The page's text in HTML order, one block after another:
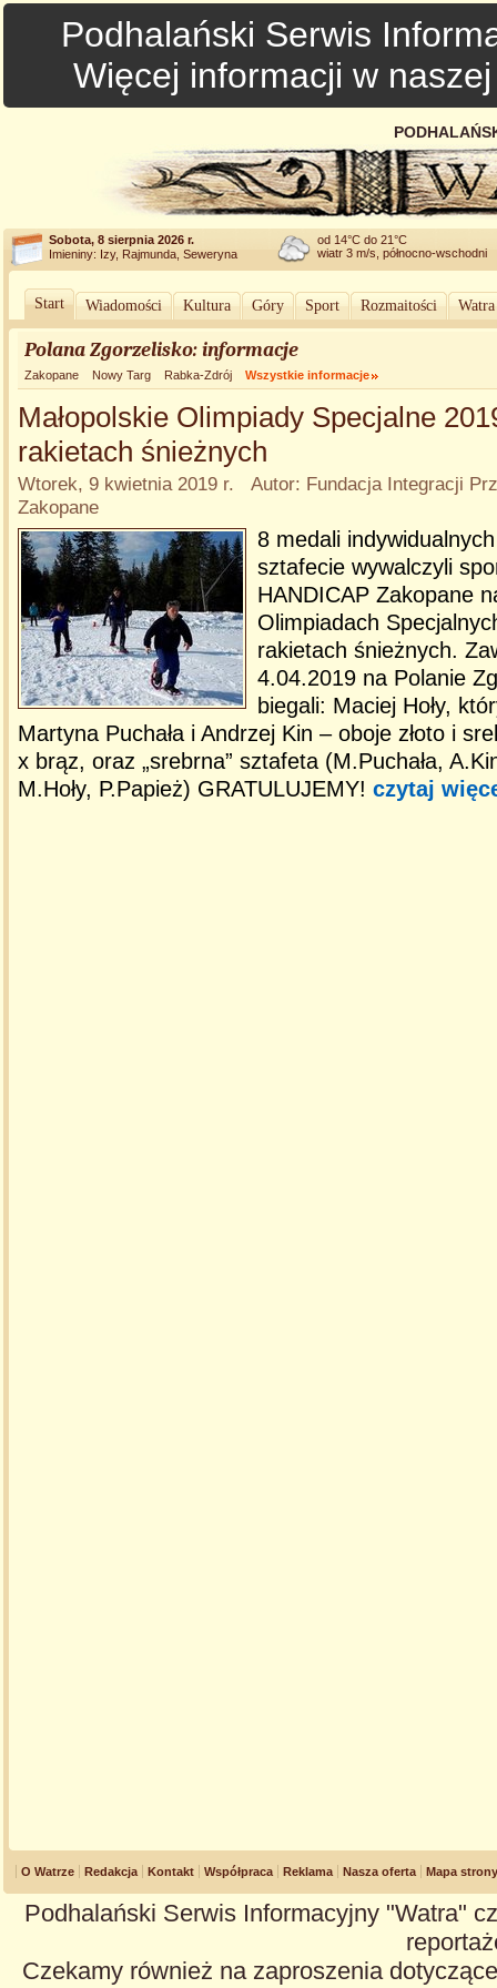
Podhalański Serwis
Więcej informacji w
Sobota, 8 sierpnia 2026 r.
Imieniny: Izy, Rajmunda, Seweryna
od 14°C do 21°C
wiatr 3 m/s, północno-wschodni
Start Wiadomości Kultura Góry Sport Rozmaitości
Polana Zgorzelisko: informacje
Zakopane Nowy Targ Rabka-Zdrój Wszystkie informacje
Małopolskie Olimpiady Specjalne
rakietach śnieżnych
Wtorek, 9 kwietnia 2019 r. Autor: Fundacja Integracji
Zakopane
8 medali
sztafecie wywalczyli
HANDICAP Zakopane
Olimpiadach
rakietach śnieżnych.
4.04.2019 na Polanie
biegali: Maciej Hoły,
Martyna Puchała i Andrzej Kin – oboje złoto i
x brąz, oraz „srebrna” sztafeta (M.Puchała,
M.Hoły, P.Papież) GRATULUJEMY! czytaj
O Watrze Redakcja Kontakt Współpraca Reklama Nasza oferta Mapa strony
Podhalański Serwis Informacyjny "Watra"
Czekamy również na zaproszenia